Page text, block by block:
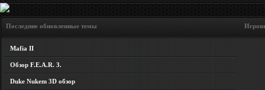
Последние обновленные темы Игровые
Mafia II
Обзор F.E.A.R. 3.
Duke Nukem 3D обзор